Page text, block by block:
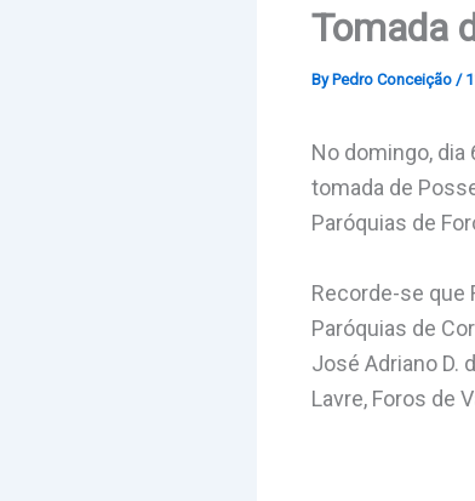
Tomada
By Pedro Conceição /
No domingo, dia
tomada de
Paróquias de
Recorde-se que
Paróquias de
José Adriano D.
Lavre, Foros de